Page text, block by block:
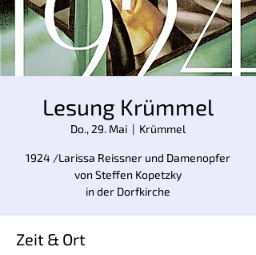
Lesung Krümmel
Do., 29. Mai
  |
Krümmel
1924 /Larissa Reissner und Damenopfer
von Steffen Kopetzky
Zeit & Ort